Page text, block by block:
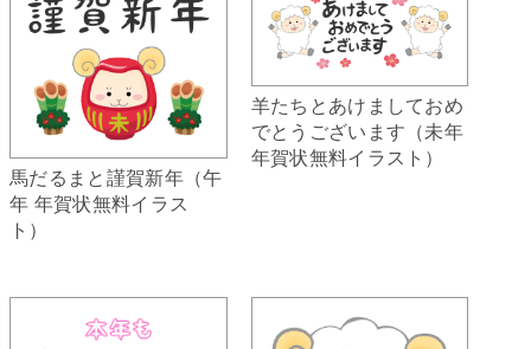
馬だるまと謹賀新年（午
年 年賀状無料イラス
ト）
羊たちとあけましておめ
でとうございます（未年
年賀状無料イラスト）